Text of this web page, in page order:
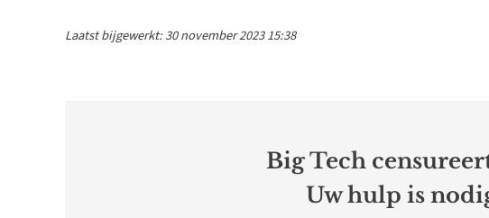
Laatst bijgewerkt: 30 november 2023 15:38
Big Tech
Uw hulp is